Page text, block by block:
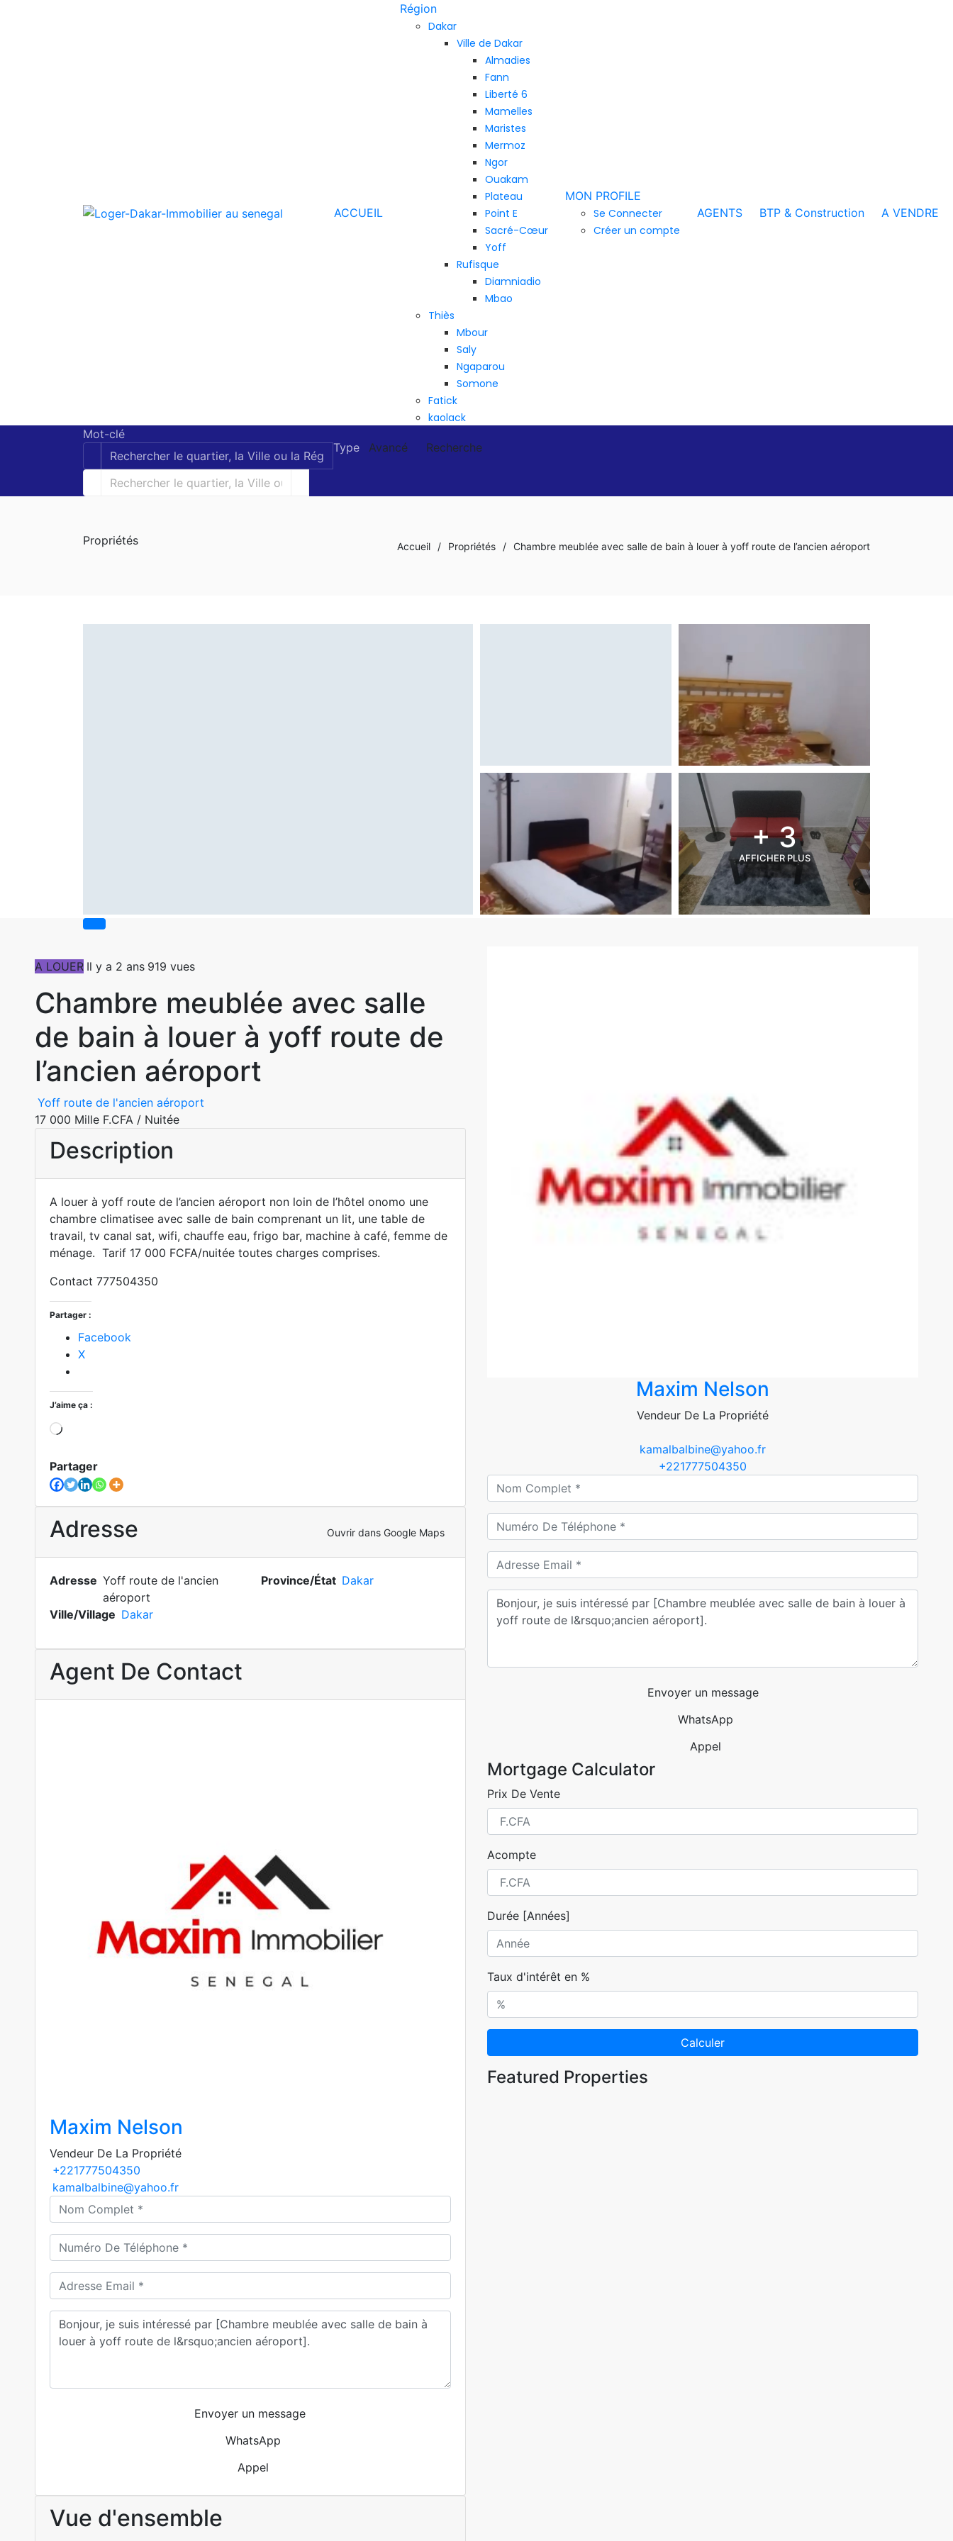
ACCUEIL
Région
Dakar
Ville de Dakar
Almadies
Fann
Liberté 6
Mamelles
Maristes
Mermoz
Ngor
Ouakam
Plateau
Point E
Sacré-Cœur
Yoff
Rufisque
Diamniadio
Mbao
Thiès
Mbour
Saly
Ngaparou
Somone
Fatick
kaolack
MON PROFILE
Se Connecter
Créer un compte
AGENTS BTP & Construction A VENDRE
Mot-clé
Type
Avancé Recherche
Propriétés Accueil / Propriétés / Chambre meublée avec salle de bain à louer à yoff route de l’ancien aéroport
+ 3
AFFICHER PLUS
A LOUER Il y a 2 ans 919 vues
Chambre meublée avec salle
de bain à louer à yoff route de
l’ancien aéroport
Yoff route de l'ancien aéroport
17 000 Mille F.CFA / Nuitée
Description
A louer à yoff route de l’ancien aéroport non loin de l’hôtel onomo une
chambre climatisee avec salle de bain comprenant un lit, une table de
travail, tv canal sat, wifi, chauffe eau, frigo bar, machine à café, femme de
ménage. Tarif 17 000 FCFA/nuitée toutes charges comprises.
Contact 777504350
Partager :
Facebook
X
J’aime ça :
Chargement…
Partager
Adresse Ouvrir dans Google Maps
Adresse Yoff route de l'ancien
aéroport
Province/État Dakar
Ville/Village Dakar
Agent De Contact
Maxim Nelson
Vendeur De La Propriété
+221777504350
kamalbalbine@yahoo.fr
Envoyer un message
WhatsApp
Appel
Vue d'ensemble
Maxim Nelson
Vendeur De La Propriété
kamalbalbine@yahoo.fr
+221777504350
Envoyer un message
WhatsApp
Appel
Mortgage Calculator
Prix De Vente
Acompte
Durée [Années]
Taux d'intérêt en %
Calculer
Featured Properties